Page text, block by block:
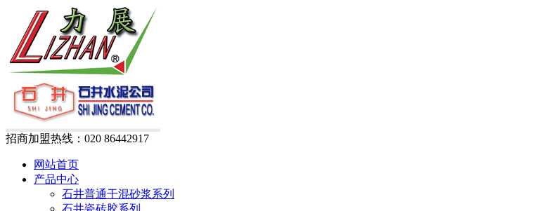
招商加盟热线： 020 86442917
网站首页
产品中心
石井普通干混砂浆系列
石井瓷砖胶系列